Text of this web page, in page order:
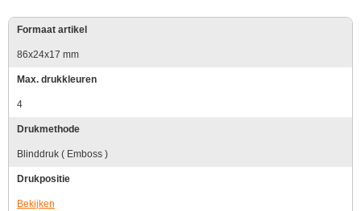
Formaat artikel
86x24x17 mm
Max. drukkleuren
4
Drukmethode
Blinddruk ( Emboss )
Drukpositie
Bekijken